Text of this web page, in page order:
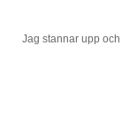
Jag stannar upp